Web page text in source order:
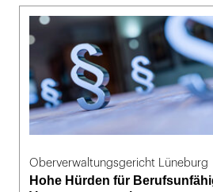
Oberverwaltungsgericht Lüneburg
Hohe Hürden für